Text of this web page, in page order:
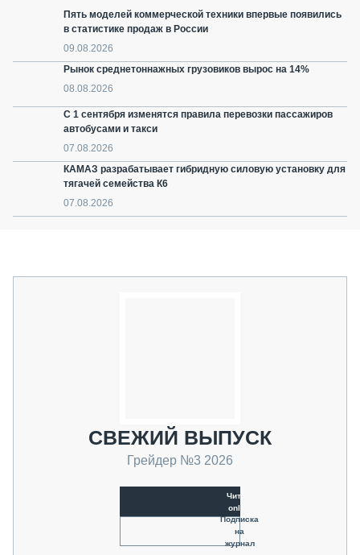
Пять моделей коммерческой техники впервые появились
в статистике продаж в России
09.08.2026
Рынок среднетоннажных грузовиков вырос на 14%
08.08.2026
С 1 сентября изменятся правила перевозки пассажиров
автобусами и такси
07.08.2026
КАМАЗ разрабатывает гибридную силовую установку для
тягачей семейства К6
07.08.2026
СВЕЖИЙ ВЫПУСК
Грейдер №3 2026
Читать
online
Подписка
на
журнал